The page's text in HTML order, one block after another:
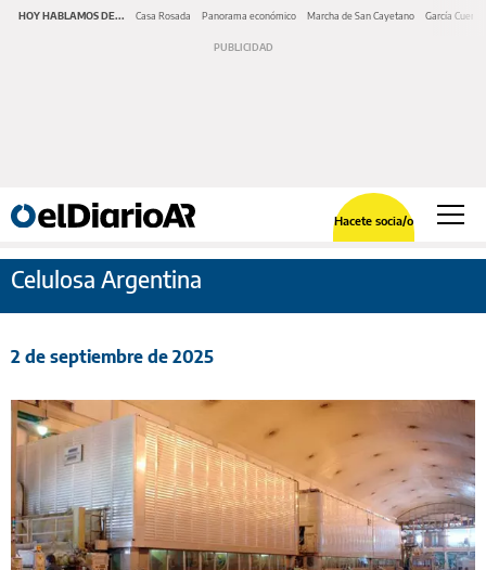
HOY HABLAMOS DE... Casa Rosada Panorama económico Marcha de San Cayetano García Cuerva
Hacete socia/o
Celulosa Argentina
2 de septiembre de 2025